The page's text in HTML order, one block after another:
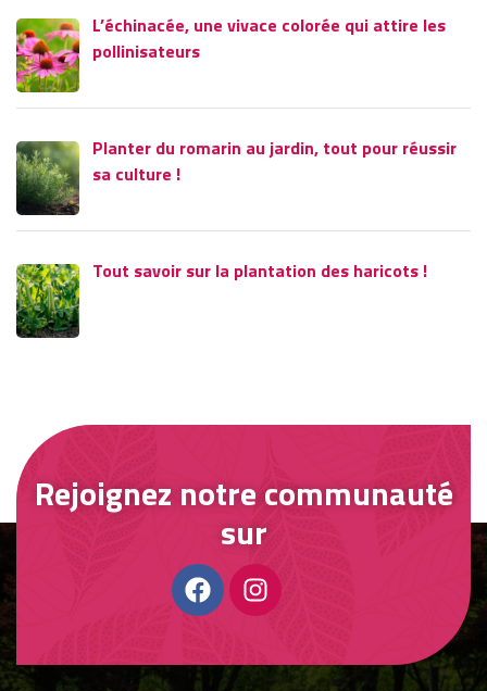
L’échinacée, une vivace colorée qui attire les
pollinisateurs
Planter du romarin au jardin, tout pour réussir
sa culture !
Tout savoir sur la plantation des haricots !
Rejoignez notre communauté
sur